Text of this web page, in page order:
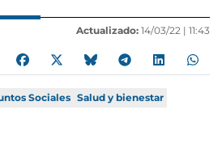
Actualizado: 14/03/22 | 11:43
Sociales Salud y bienestar